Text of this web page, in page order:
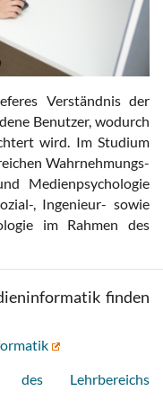
Verständnis der
Benutzer, wodurch
wird. Im Studium
Wahrnehmungs-
Medienpsychologie
, Ingenieur- sowie
im Rahmen des
finden
des Lehrbereichs